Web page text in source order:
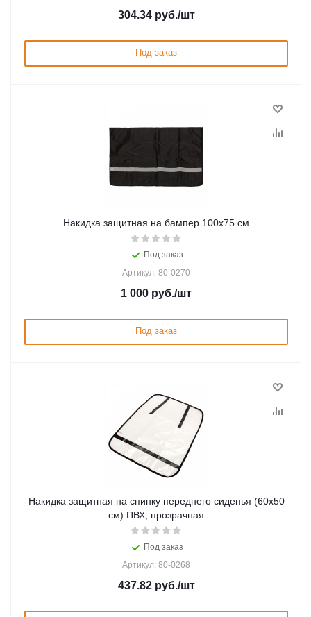
304.34руб./шт
Под заказ
Накидка защитная на бампер 100x75 см
Под заказ
Артикул: 80-0270
1 000 руб./шт
Под заказ
Накидка защитная на спинку переднего сиденья (60x50
см) ПВХ, прозрачная
Под заказ
Артикул: 80-0268
437.82руб./шт